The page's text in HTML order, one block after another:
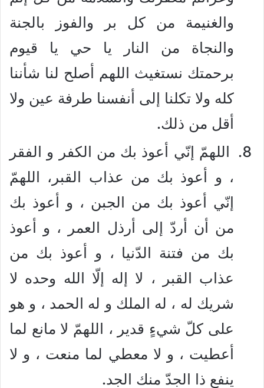
والغنيمة من كل بر والفوز بالجنة
والنجاة من النار يا حي يا قيوم
برحمتك نستغيث اللهم أصلح لنا شأننا
كله ولا تكلنا إلى أنفسنا طرفة عين ولا
أقل من ذلك.
اللهمّ إنّي أعوذ بك من الكفر و الفقر
، و أعوذ بك من عذاب القبر، اللهمّ
إنّي أعوذ بك من الجبن ، و أعوذ بك
من أن أردّ إلى أرذل العمر ، و أعوذ
بك من فتنة الدّنيا ، و أعوذ بك من
عذاب القبر ، لا إله إلّا الله وحده لا
شريك له ، له الملك و له الحمد ، و هو
على كلّ شيءٍ قدير ، اللهمّ لا مانع لما
أعطيت ، و لا معطي لما منعت ، و لا
ينفع ذا الجدّ منك الجد.